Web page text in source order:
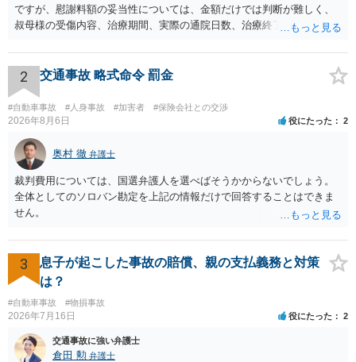
ですが、慰謝料額の妥当性については、金額だけでは判断が難しく、
叔母様の受傷内容、治療期間、実際の通院日数、治療終了の経緯、後
確認する必要があります。保険会社から提示される慰謝料額について
は、弁護士が介入することにより増額を検討できる場合がありますの
で、以下の資料・情報を準備した上で、弁護士に個別に相談すること
をお勧めいたします。 ・相手方保険会社から届いている示談金額の提
示書類 ・叔母様の診断名、けがの内容 ・治療開始日及び治療終了日
・入院の有無、通院回数 ・現在も症状が残っているか ・叔母様ご本人
やご家族等が加入している保険に、今回の事故で利用できる弁護士費
用特約が付帯しているか なお、被害者は叔母様ご本人となりますの
で、弁護士が受任する場合には、叔母様ご本人の依頼意思等を確認す
る必要があります。日本語での十分な意思疎通が難しいとのことです
ので、そのあたりのご事情も踏まえて、依頼意思の確認方法等を検討
2 交通事故 略式命令 罰金
#自動車事故 #人身事故 #加害者 #保険会社との交渉
2026年8月6日 役にたった 2
奥村 徹 弁護士
裁判費用については、国選弁護人を選べばそうかからないでしょう。
全体としてのソロバン勘定を上記の情報だけで回答することはできま
せん。
3
息子が起こした事故の賠償、親の支払義務と対策
は？
#自動車事故 #物損事故
2026年7月16日 役にたった 2
交通事故に強い弁護士
倉田 勲 弁護士